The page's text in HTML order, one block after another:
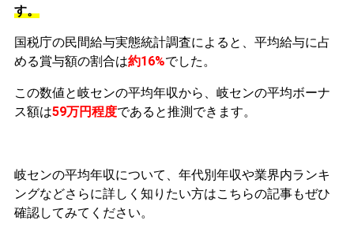
す。
国税庁の民間給与実態統計調査によると、平均給与に占
める賞与額の割合は約16%でした。
この数値と岐センの平均年収から、岐センの平均ボーナ
ス額は59万円程度であると推測できます。
岐センの平均年収について、年代別年収や業界内ランキ
ングなどさらに詳しく知りたい方はこちらの記事もぜひ
確認してみてください。